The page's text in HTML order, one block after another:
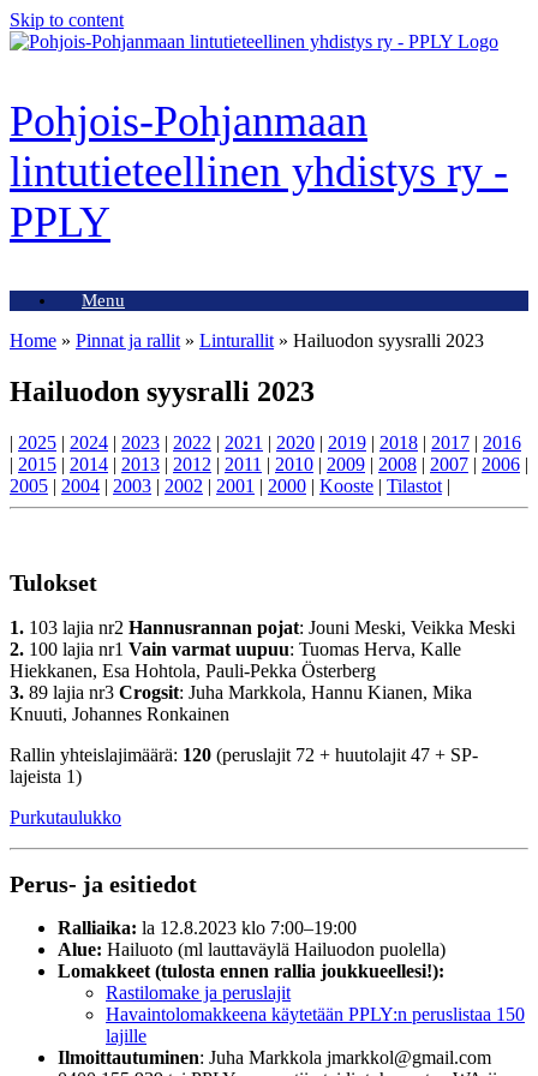
Skip to content
Pohjois-Pohjanmaan
lintutieteellinen yhdistys ry -
PPLY
Menu
Home » Pinnat ja rallit » Linturallit » Hailuodon syysralli 2023
Hailuodon syysralli 2023
| 2025 | 2024 | 2023 | 2022 | 2021 | 2020 | 2019 | 2018 | 2017 | 2016
| 2015 | 2014 | 2013 | 2012 | 2011 | 2010 | 2009 | 2008 | 2007 | 2006 |
2005 | 2004 | 2003 | 2002 | 2001 | 2000 | Kooste | Tilastot |
Tulokset
1. 103 lajia nr2 Hannusrannan pojat: Jouni Meski, Veikka Meski
2. 100 lajia nr1 Vain varmat uupuu: Tuomas Herva, Kalle
Hiekkanen, Esa Hohtola, Pauli-Pekka Österberg
3. 89 lajia nr3 Crogsit: Juha Markkola, Hannu Kianen, Mika
Knuuti, Johannes Ronkainen
Rallin yhteislajimäärä: 120 (peruslajit 72 + huutolajit 47 + SP-
lajeista 1)
Purkutaulukko
Perus- ja esitiedot
Ralliaika: la 12.8.2023 klo 7:00–19:00
Alue: Hailuoto (ml lauttaväylä Hailuodon puolella)
Lomakkeet (tulosta ennen rallia joukkueellesi!):
Rastilomake ja peruslajit
Havaintolomakkeena käytetään PPLY:n peruslistaa 150
lajille
Ilmoittautuminen: Juha Markkola jmarkkol@gmail.com